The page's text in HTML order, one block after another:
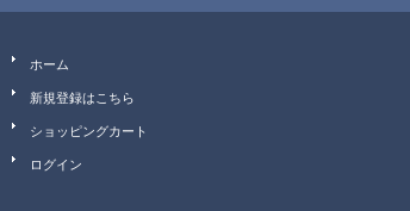
ホーム
新規登録はこちら
ショッピングカート
ログイン